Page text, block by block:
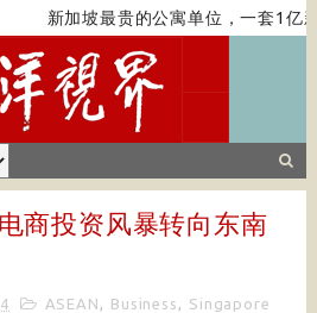
新加坡最贵的公寓单位，一套1亿
商投资风暴转向东南
ASEAN , Business , Singapore